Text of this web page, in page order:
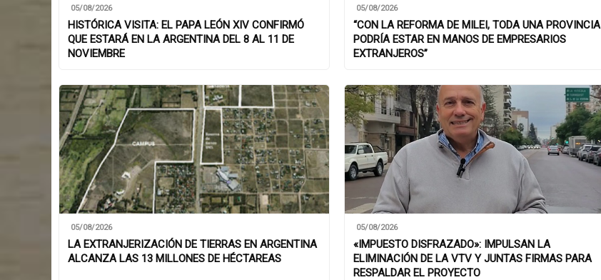
05/08/2026
HISTÓRICA VISITA: EL PAPA LEÓN XIV CONFIRMÓ
QUE ESTARÁ EN LA ARGENTINA DEL 8 AL 11 DE
NOVIEMBRE
05/08/2026
“CON LA REFORMA DE MILEI, TODA UNA PROVINCIA
PODRÍA ESTAR EN MANOS DE EMPRESARIOS
EXTRANJEROS”
05/08/2026
LA EXTRANJERIZACIÓN DE TIERRAS EN ARGENTINA
ALCANZA LAS 13 MILLONES DE HÉCTAREAS
05/08/2026
«IMPUESTO DISFRAZADO»: IMPULSAN LA
ELIMINACIÓN DE LA VTV Y JUNTAS FIRMAS PARA
RESPALDAR EL PROYECTO